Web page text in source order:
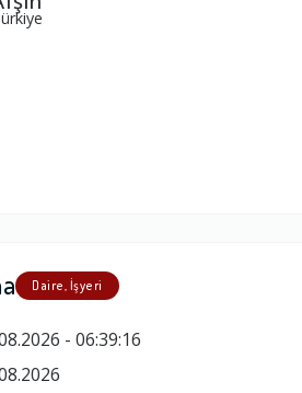
Daire, İşyeri
- 06:39:16